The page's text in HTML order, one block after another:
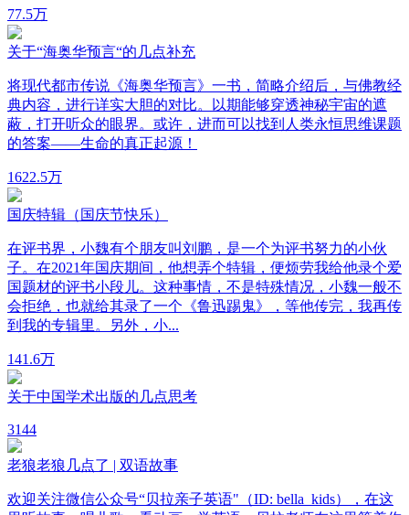
77.5万
关于“海奥华预言“的几点补充
将现代都市传说《海奥华预言》一书，简略介绍后，与佛教经
典内容，进行详实大胆的对比。以期能够穿透神秘宇宙的遮
蔽，打开听众的眼界。或许，进而可以找到人类永恒思维课题
的答案——生命的真正起源！
1622.5万
国庆特辑（国庆节快乐）
在评书界，小魏有个朋友叫刘鹏，是一个为评书努力的小伙
子。在2021年国庆期间，他想弄个特辑，便烦劳我给他录个爱
国题材的评书小段儿。这种事情，不是特殊情况，小魏一般不
会拒绝，也就给其录了一个《鲁迅踢鬼》，等他传完，我再传
到我的专辑里。另外，小...
141.6万
关于中国学术出版的几点思考
3144
老狼老狼几点了 | 双语故事
欢迎关注微信公众号“贝拉亲子英语"（ID: bella_kids），在这